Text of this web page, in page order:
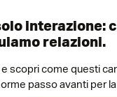
interazione:
relazioni.
scopri come questi
passo avanti per